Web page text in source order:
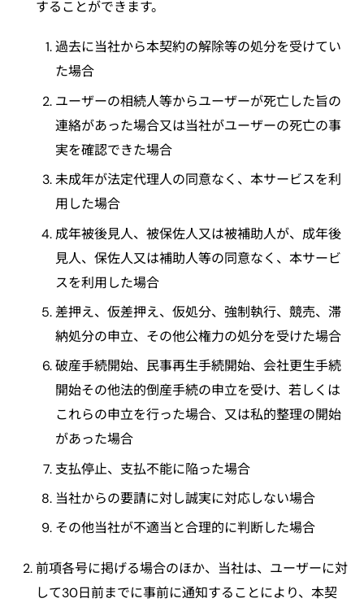
することができます。
過去に当社から本契約の解除等の処分を受けてい
た場合
ユーザーの相続人等からユーザーが死亡した旨の
連絡があった場合又は当社がユーザーの死亡の事
実を確認できた場合
未成年が法定代理人の同意なく、本サービスを利
用した場合
成年被後見人、被保佐人又は被補助人が、成年後
見人、保佐人又は補助人等の同意なく、本サービ
スを利用した場合
差押え、仮差押え、仮処分、強制執行、競売、滞
納処分の申立、その他公権力の処分を受けた場合
破産手続開始、民事再生手続開始、会社更生手続
開始その他法的倒産手続の申立を受け、若しくは
これらの申立を行った場合、又は私的整理の開始
があった場合
支払停止、支払不能に陥った場合
当社からの要請に対し誠実に対応しない場合
その他当社が不適当と合理的に判断した場合
前項各号に掲げる場合のほか、当社は、ユーザーに対
して30日前までに事前に通知することにより、本契